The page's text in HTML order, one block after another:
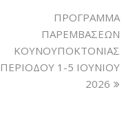
ΠΡΟΓΡΑΜΜΑ
ΠΑΡΕΜΒΑΣΕΩΝ
ΚΟΥΝΟΥΠΟΚΤΟΝΙΑΣ
ΠΕΡΙΟΔΟΥ 1-5 ΙΟΥΝΙΟΥ
2026